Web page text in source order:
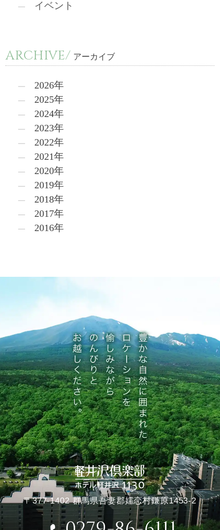
イベント
ARCHIVE/ アーカイブ
2026年
2025年
2024年
2023年
2022年
2021年
2020年
2019年
2018年
2017年
2016年
〒377-1402 群馬県吾妻郡嬬恋村鎌原1453-2